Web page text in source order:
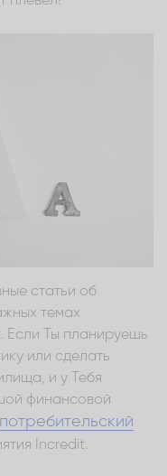
статьи об
темах
Если Ты планируешь
или сделать
и у Тебя
финансовой
потребительский
Incredit.